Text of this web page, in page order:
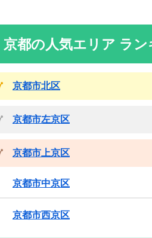
京都の人気エリア ラ
京都市北区
京都市左京区
京都市上京区
京都市中京区
京都市西京区